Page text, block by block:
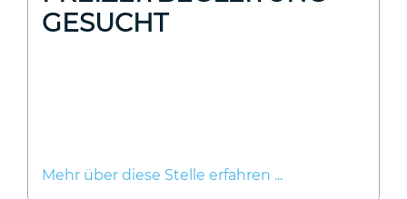
GESUCHT
Mehr über diese Stelle erfahren ...